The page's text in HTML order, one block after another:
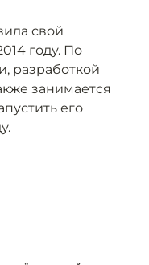
свой
году. По
разработкой
занимается
его